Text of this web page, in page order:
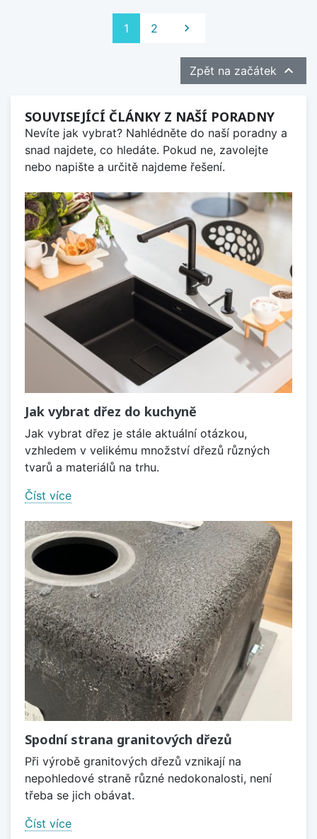
1 2 Další

Zpět na začátek 
SOUVISEJÍCÍ ČLÁNKY Z NAŠÍ PORADNY
Nevíte jak vybrat? Nahlédněte do naší poradny a
snad najdete, co hledáte. Pokud ne, zavolejte
nebo napište a určitě najdeme řešení.
Jak vybrat dřez do kuchyně
Jak vybrat dřez je stále aktuální otázkou,
vzhledem v velikému množství dřezů různých
tvarů a materiálů na trhu.
Číst více
Spodní strana granitových dřezů
Při výrobě granitových dřezů vznikají na
nepohledové straně různé nedokonalosti, není
třeba se jich obávat.
Číst více